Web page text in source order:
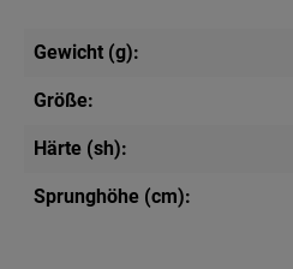
Gewicht (g):
Größe:
Härte (sh):
Sprunghöhe (cm):